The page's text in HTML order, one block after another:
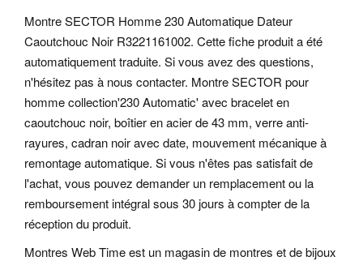
Montre SECTOR Homme 230 Automatique Dateur
Caoutchouc Noir R3221161002. Cette fiche produit a été
automatiquement traduite. Si vous avez des questions,
n'hésitez pas à nous contacter. Montre SECTOR pour
homme collection'230 Automatic' avec bracelet en
caoutchouc noir, boîtier en acier de 43 mm, verre anti-
rayures, cadran noir avec date, mouvement mécanique à
remontage automatique. Si vous n'êtes pas satisfait de
l'achat, vous pouvez demander un remplacement ou la
remboursement intégral sous 30 jours à compter de la
réception du produit.
Montres Web Time est un magasin de montres et de bijoux